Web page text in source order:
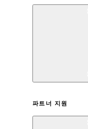
파트너 지원